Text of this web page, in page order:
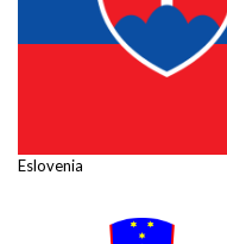
Eslovenia